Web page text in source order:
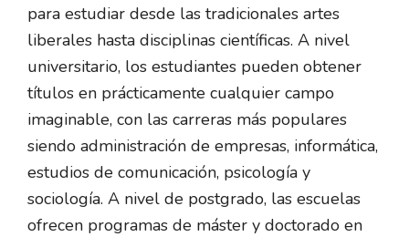
para estudiar desde las tradicionales artes
liberales hasta disciplinas científicas. A nivel
universitario, los estudiantes pueden obtener
títulos en prácticamente cualquier campo
imaginable, con las carreras más populares
siendo administración de empresas, informática,
estudios de comunicación, psicología y
sociología. A nivel de postgrado, las escuelas
ofrecen programas de máster y doctorado en